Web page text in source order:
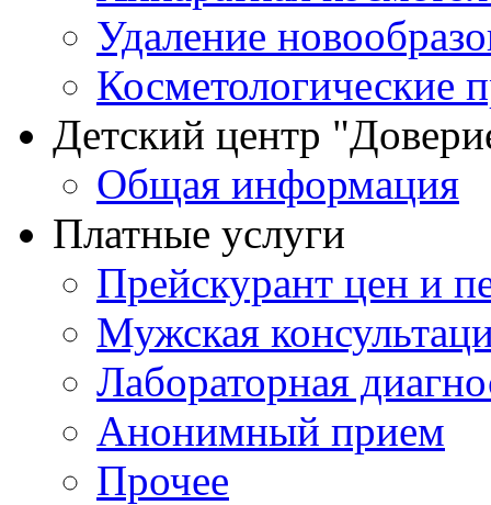
Удаление
Косметологические
Детский центр
Общая информация
Платные услуги
Прейскурант цен и
Мужская
Лабораторная
Анонимный прием
Прочее